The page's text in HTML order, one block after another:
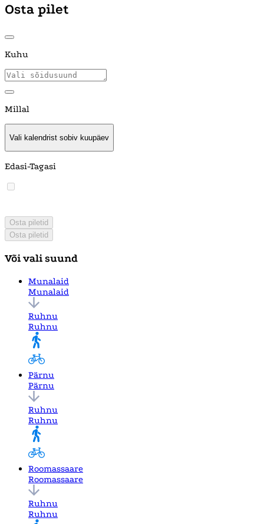
Osta pilet
Kuhu
Millal
Vali kalendrist sobiv kuupäev
Edasi-Tagasi
Osta piletid
Osta piletid
Või vali suund
Munalaid
Munalaid
Ruhnu
Ruhnu
Pärnu
Pärnu
Ruhnu
Ruhnu
Roomassaare
Roomassaare
Ruhnu
Ruhnu